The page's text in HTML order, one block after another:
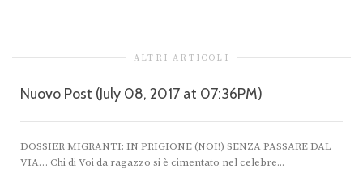
ALTRI ARTICOLI
Nuovo Post (July 08, 2017 at 07:36PM)
DOSSIER MIGRANTI: IN PRIGIONE (NOI!) SENZA PASSARE DAL
VIA… Chi di Voi da ragazzo si è cimentato nel celebre...